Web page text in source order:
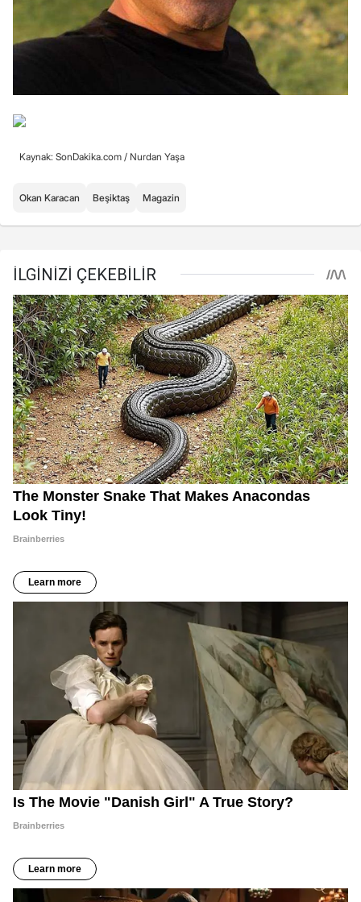
Kaynak: SonDakika.com / Nurdan Yaşa
Okan Karacan Beşiktaş Magazin